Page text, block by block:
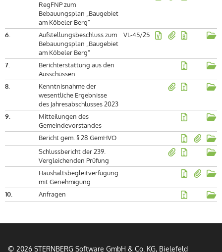
RegFNP zum
Bebauungsplan „Baugebiet
am Köbeler Berg“
6.
Aufstellungsbeschluss zum
Bebauungsplan „Baugebiet
am Köbeler Berg“
VL-45/25
7.
Berichterstattung aus den
Ausschüssen
8.
Kenntnisnahme der
wesentliche Ergebnisse
des Jahresabschlusses 2023
9.
Mitteilungen des
Gemeindevorstandes
Bericht gem. § 28 GemHVO
Schlussbericht der 239.
Vergleichenden Prüfung
Haushaltsbegleitverfügung
mit Genehmigung
10.
Anfragen
© 2026 STERNBERG Software GmbH & Co. KG, Bielefeld